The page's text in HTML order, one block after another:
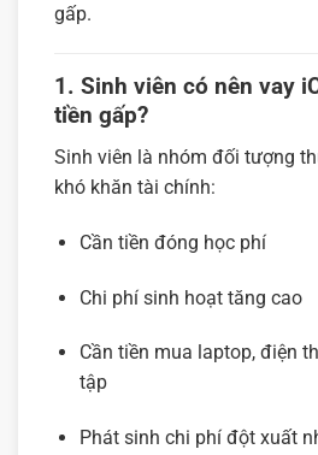
gấp.
1. Sinh viên có nên vay
tiền gấp?
Sinh viên là nhóm đối tượng
khó khăn tài chính:
Cần tiền đóng học phí
Chi phí sinh hoạt tăng cao
Cần tiền mua laptop, điện
tập
Phát sinh chi phí đột xuất